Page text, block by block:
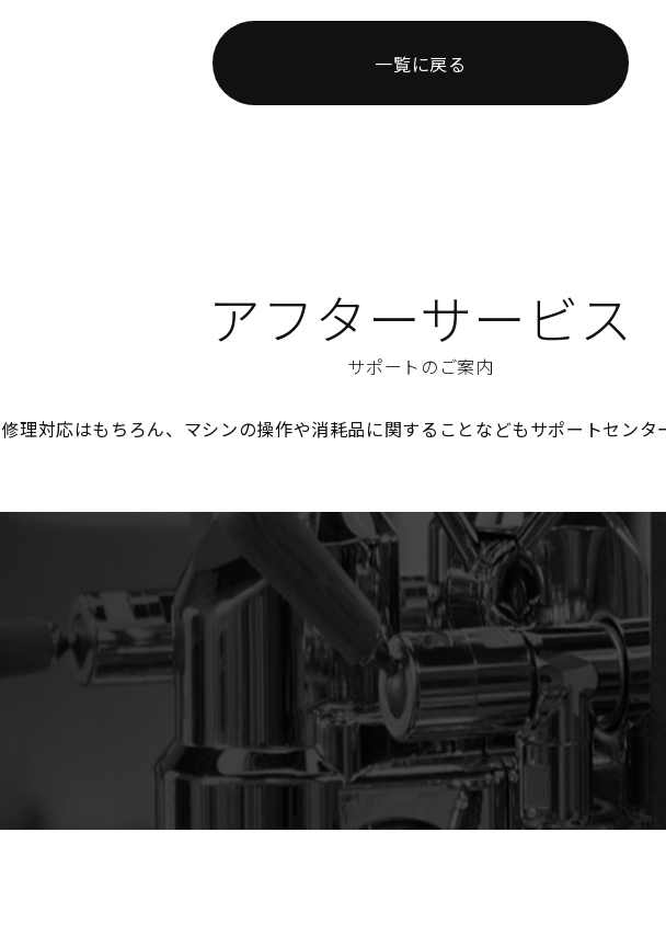
一覧に戻る
アフターサービス
サポートのご案内
修理対応はもちろん、マシンの操作や消耗品に関することなどもサポートセンタ